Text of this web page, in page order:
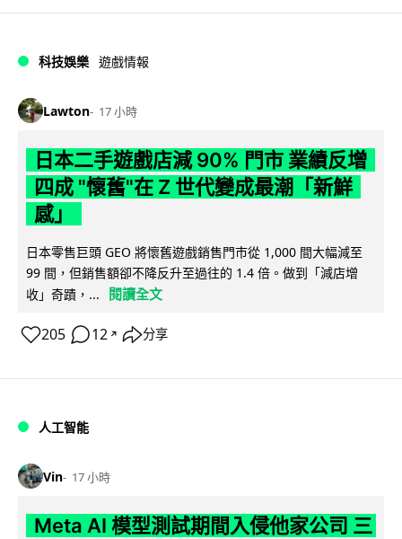
科技娛樂 遊戲情報
Lawton 17 小時
日本二手遊戲店減 90% 門市 業績反增
四成 "懷舊"在 Z 世代變成最潮「新鮮
感」
日本零售巨頭 GEO 將懷舊遊戲銷售門市從 1,000 間大幅減至
99 間，但銷售額卻不降反升至過往的 1.4 倍。做到「減店增
收」奇蹟，...
閱讀全文
205 12 ↗ 分享
人工智能
Vin 17 小時
Meta AI 模型測試期間入侵他家公司 三